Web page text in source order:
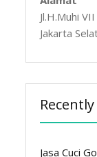
Jl.H.Muhi
Jakarta
Jasa Cuci